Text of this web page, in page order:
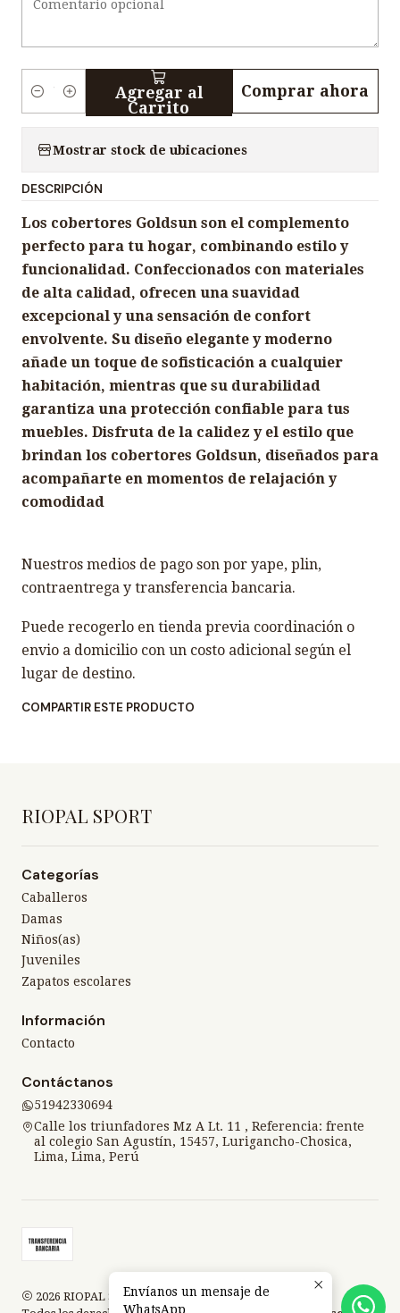
i
d
a
d
Agregar al
Carrito
Comprar ahora
Mostrar stock de ubicaciones
DESCRIPCIÓN
Los cobertores Goldsun son el complemento
perfecto para tu hogar, combinando estilo y
funcionalidad. Confeccionados con materiales
de alta calidad, ofrecen una suavidad
excepcional y una sensación de confort
envolvente. Su diseño elegante y moderno
añade un toque de sofisticación a cualquier
habitación, mientras que su durabilidad
garantiza una protección confiable para tus
muebles. Disfruta de la calidez y el estilo que
brindan los cobertores Goldsun, diseñados para
acompañarte en momentos de relajación y
comodidad
Nuestros medios de pago son por yape, plin,
contraentrega y transferencia bancaria.
Puede recogerlo en tienda previa coordinación o
envio a domicilio con un costo adicional según el
lugar de destino.
COMPARTIR ESTE PRODUCTO
RIOPAL SPORT
Categorías
Caballeros
Damas
Niños(as)
Juveniles
Zapatos escolares
Información
Contacto
Contáctanos
51942330694
Calle los triunfadores Mz A Lt. 11 , Referencia: frente
al colegio San Agustín, 15457, Lurigancho-Chosica,
Lima, Lima, Perú
2026 RIOPAL SPORT.Envíanos un mensaje de
WhatsApp